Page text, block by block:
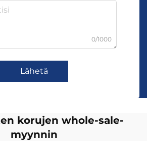
0/1000
Lähetä
korujen whole-sale-
myynnin